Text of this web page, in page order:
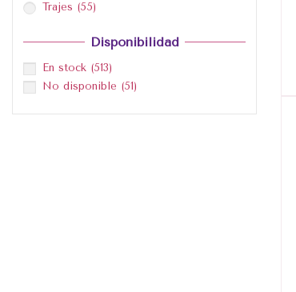
Trajes (55)
Disponibilidad
En stock (513)
No disponible (51)